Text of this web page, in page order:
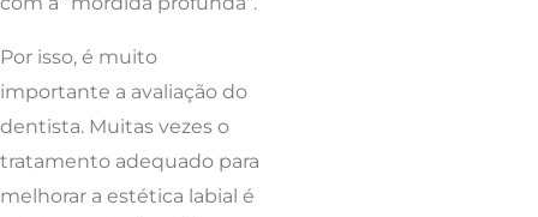
Por isso, é muito
importante a avaliação do
dentista. Muitas vezes o
tratamento adequado para
melhorar a estética labial é